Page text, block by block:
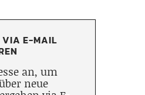
VIA E-MAIL
an, um
neue